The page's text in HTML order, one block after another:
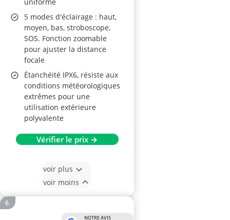
5 modes d'éclairage : haut,
moyen, bas, stroboscope,
SOS. Fonction zoomable
pour ajuster la distance
focale
Étanchéité IPX6, résiste aux
conditions météorologiques
extrêmes pour une
utilisation extérieure
polyvalente
Vérifier le prix →
voir plus
voir moins
NOTRE AVIS